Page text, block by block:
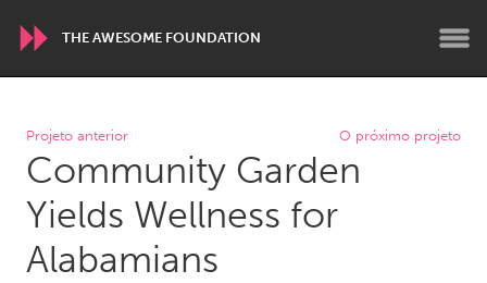
THE AWESOME FOUNDATION
WORLDWIDE
Conservation and Climate
Disability
Dragon Dreaming
On the Water
ARMENIA
Projeto anterior O próximo projeto
Community Garden
Yields Wellness for
Alabamians